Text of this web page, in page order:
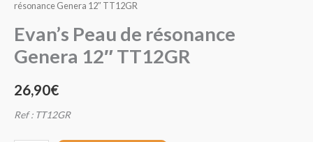
résonance Genera 12″ TT12GR
Evan’s Peau de résonance
Genera 12″ TT12GR
26,90€
Ref : TT12GR